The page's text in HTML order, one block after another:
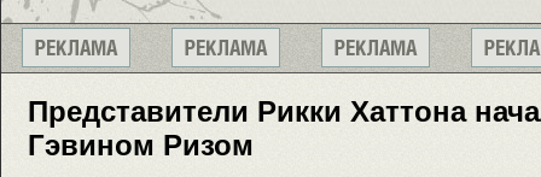
Представители Рикки Хаттона
Гэвином Ризом